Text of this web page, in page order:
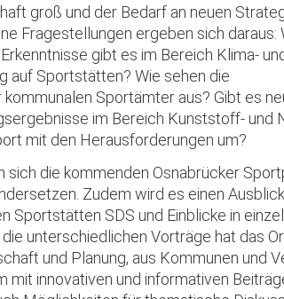
groß und der Bedarf an neuen
Fragestellungen ergeben sich daraus:
gibt es im Bereich Klima-
auf Sportstätten? Wie sehen die
Sportämter aus? Gibt es
im Bereich Kunststoff- und
mit den Herausforderungen um?
die kommenden Osnabrücker
Zudem wird es einen
Sportstätten SDS und Einblicke in
unterschiedlichen Vorträge hat das
und Planung, aus Kommunen und
mit innovativen und informativen